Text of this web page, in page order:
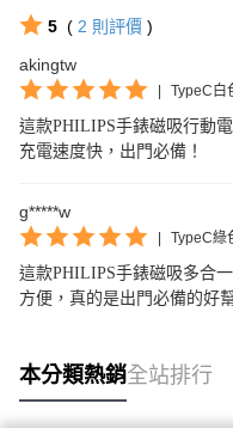
5 ( 2 則評價 )
akingtw
TypeC白
這款PHILIPS手錶磁吸行動
充電速度快，出門必備！
g*****w
TypeC綠
這款PHILIPS手錶磁吸多合
方便，真的是出門必備的好
本分類熱銷全站排行